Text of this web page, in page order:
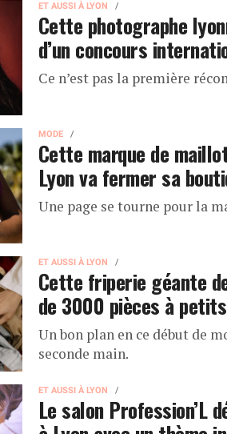
ET AUSSI À LYON
Cette photographe
d’un concours
Ce n’est pas la première
MODE
Cette marque de
Lyon va fermer sa
Une page se tourne pour la
ET AUSSI À LYON
Cette friperie géante
de 3000 pièces à
Un bon plan en ce début de
seconde main.
ET AUSSI À LYON
Le salon Profession’L